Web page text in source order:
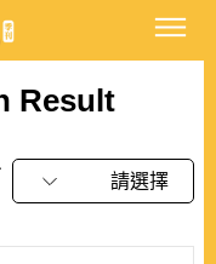
Result
請選擇